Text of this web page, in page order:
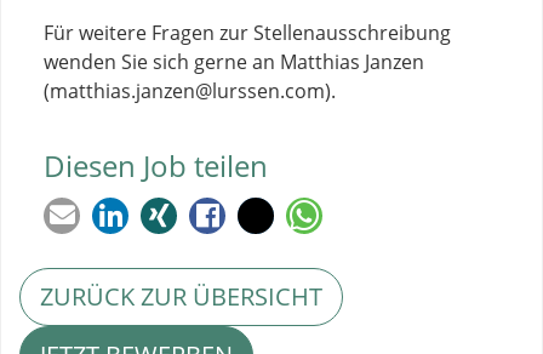
Für weitere Fragen zur Stellenausschreibung
wenden Sie sich gerne an Matthias Janzen
(matthias.janzen@lurssen.com).
Diesen Job teilen
ZURÜCK ZUR ÜBERSICHT